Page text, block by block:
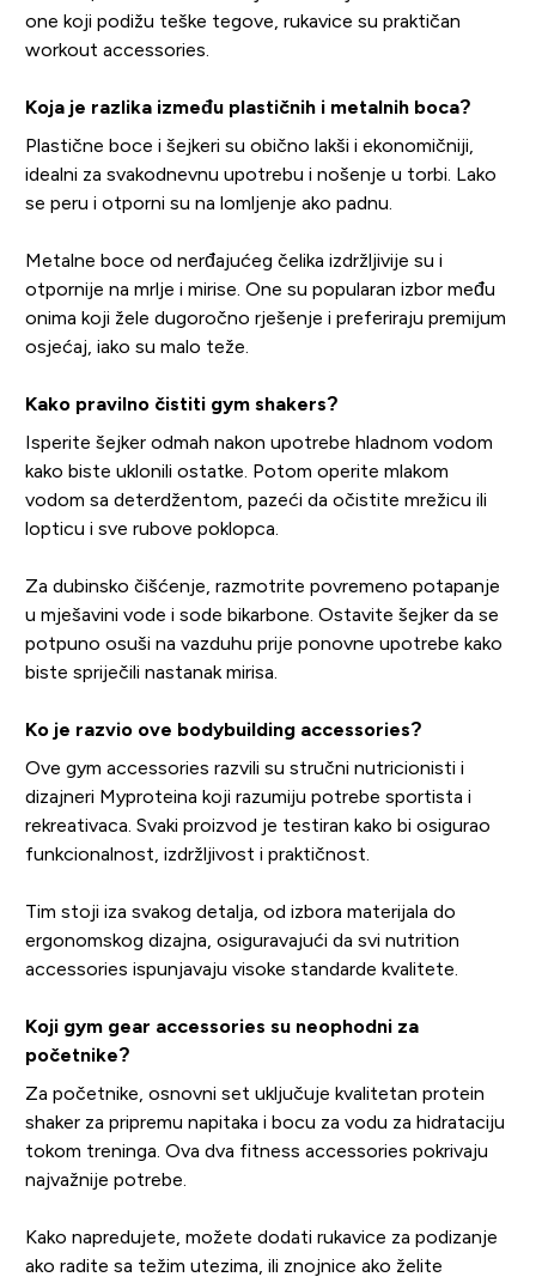
one koji podižu teške tegove, rukavice su praktičan
workout accessories.
Koja je razlika između plastičnih i metalnih boca?
Plastične boce i šejkeri su obično lakši i ekonomičniji,
idealni za svakodnevnu upotrebu i nošenje u torbi. Lako
se peru i otporni su na lomljenje ako padnu.
Metalne boce od nerđajućeg čelika izdržljivije su i
otpornije na mrlje i mirise. One su popularan izbor među
onima koji žele dugoročno rješenje i preferiraju premijum
osjećaj, iako su malo teže.
Kako pravilno čistiti gym shakers?
Isperite šejker odmah nakon upotrebe hladnom vodom
kako biste uklonili ostatke. Potom operite mlakom
vodom sa deterdžentom, pazeći da očistite mrežicu ili
lopticu i sve rubove poklopca.
Za dubinsko čišćenje, razmotrite povremeno potapanje
u mješavini vode i sode bikarbone. Ostavite šejker da se
potpuno osuši na vazduhu prije ponovne upotrebe kako
biste spriječili nastanak mirisa.
Ko je razvio ove bodybuilding accessories?
Ove gym accessories razvili su stručni nutricionisti i
dizajneri Myproteina koji razumiju potrebe sportista i
rekreativaca. Svaki proizvod je testiran kako bi osigurao
funkcionalnost, izdržljivost i praktičnost.
Tim stoji iza svakog detalja, od izbora materijala do
ergonomskog dizajna, osiguravajući da svi nutrition
accessories ispunjavaju visoke standarde kvalitete.
Koji gym gear accessories su neophodni za
početnike?
Za početnike, osnovni set uključuje kvalitetan protein
shaker za pripremu napitaka i bocu za vodu za hidrataciju
tokom treninga. Ova dva fitness accessories pokrivaju
najvažnije potrebe.
Kako napredujete, možete dodati rukavice za podizanje
ako radite sa težim utezima, ili znojnice ako želite